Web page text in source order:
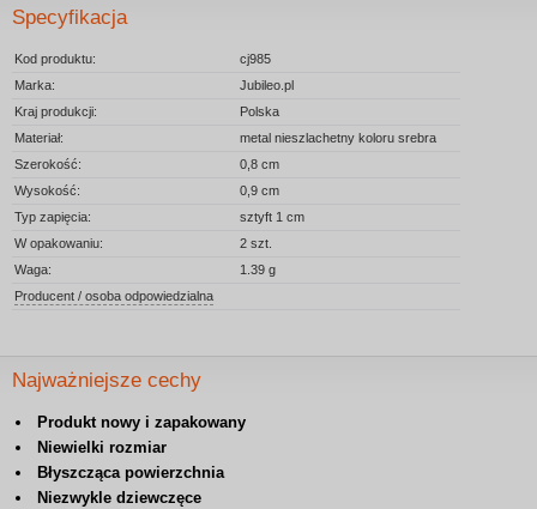
Specyfikacja
Kod produktu:
cj985
Marka:
Jubileo.pl
Kraj produkcji:
Polska
Materiał:
metal nieszlachetny koloru srebra
Szerokość:
0,8 cm
Wysokość:
0,9 cm
Typ zapięcia:
sztyft 1 cm
W opakowaniu:
2 szt.
Waga:
1.39 g
Producent / osoba odpowiedzialna
Najważniejsze cechy
Produkt nowy i zapakowany
Niewielki rozmiar
Błyszcząca powierzchnia
Niezwykle dziewczęce